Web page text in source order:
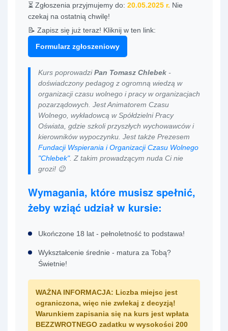
⏳ Zgłoszenia przyjmujemy do: 20.05.2025 r. Nie
czekaj na ostatnią chwilę!
📝 Zapisz się już teraz! Kliknij w ten link:
Formularz zgłoszeniowy
Kurs poprowadziPan Tomasz Chlebek -
doświadczony pedagog z ogromną wiedzą w
organizacji czasu wolnego i pracy w organizacjach
pozarządowych. Jest Animatorem Czasu
Wolnego, wykładowcą w Spółdzielni Pracy
Oświata, gdzie szkoli przyszłych wychowawców i
kierowników wypoczynku. Jest także Prezesem
Fundacji Wspierania i Organizacji Czasu Wolnego
"Chlebek". Z takim prowadzącym nuda Ci nie
grozi! 😉
Wymagania, które musisz spełnić,
żeby wziąć udział w kursie:
Ukończone 18 lat - pełnoletność to podstawa!
Wykształcenie średnie - matura za Tobą?
Świetnie!
WAŻNA INFORMACJA: Liczba miejsc jest
ograniczona, więc nie zwlekaj z decyzją!
Warunkiem zapisania się na kurs jest wpłata
BEZZWROTNEGO zadatku w wysokości 200